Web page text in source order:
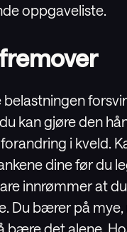
oppgaveliste.
belastningen
kan gjøre den
i kveld.
dine før du
innrømmer at
Du bærer på mye,
bære det alene.